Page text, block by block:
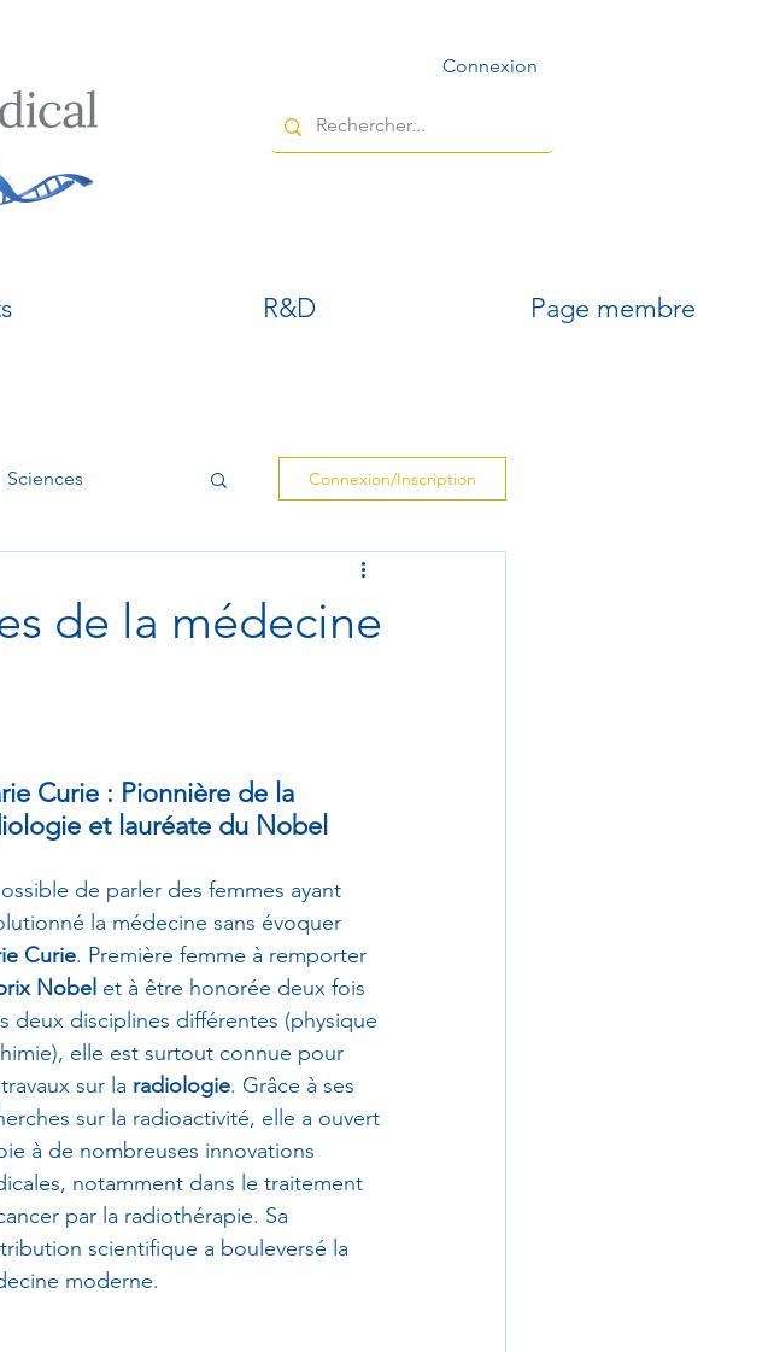
Connexion
R&D Page membre
Sciences Connexion/Inscription
de la médecine
Curie : Pionnière de la
et lauréate du Nobel
de parler des femmes ayant
la médecine sans évoquer
Curie. Première femme à remporter
Nobel et à être honorée deux fois
deux disciplines différentes (physique
elle est surtout connue pour
sur la radiologie. Grâce à ses
sur la radioactivité, elle a ouvert
à de nombreuses innovations
notamment dans le traitement
par la radiothérapie. Sa
scientifique a bouleversé la
moderne.